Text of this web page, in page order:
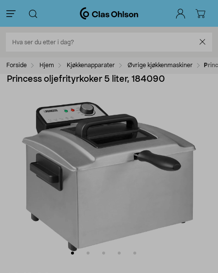
Forside Hjem Kjøkkenapparater Øvrige kjøkkenmaskiner
Princess oljefrityrkoker 5 liter, 184090